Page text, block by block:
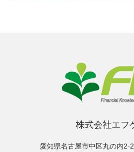
株式会社エフ
愛知県名古屋市中区丸の内2-